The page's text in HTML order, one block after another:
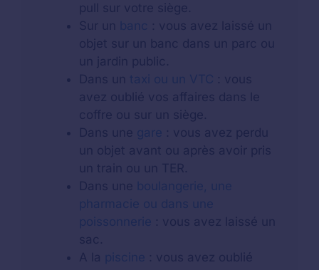
pull sur votre siège.
Sur un banc : vous avez laissé un
objet sur un banc dans un parc ou
un jardin public.
Dans un taxi ou un VTC : vous
avez oublié vos affaires dans le
coffre ou sur un siège.
Dans une gare : vous avez perdu
un objet avant ou après avoir pris
un train ou un TER.
Dans une boulangerie, une
pharmacie ou dans une
poissonnerie : vous avez laissé un
sac.
A la piscine : vous avez oublié